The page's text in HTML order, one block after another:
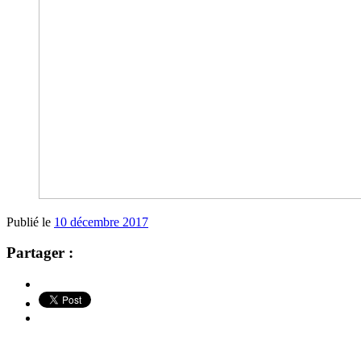
Publié le 10 décembre 2017
Partager :